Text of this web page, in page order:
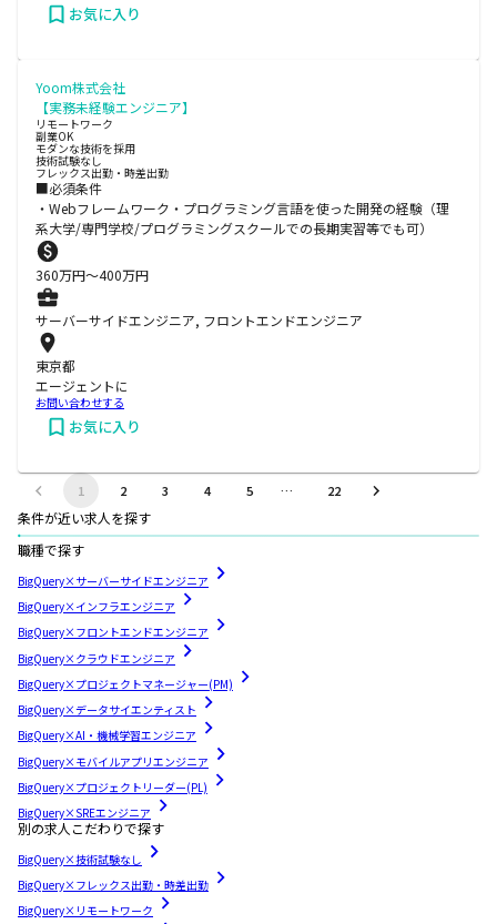
お気に入り
Yoom株式会社
【実務未経験エンジニア】
リモートワーク
副業OK
モダンな技術を採用
技術試験なし
フレックス出勤・時差出勤
■必須条件
・Webフレームワーク・プログラミング言語を使った開発の経験（理
系大学/専門学校/プログラミングスクールでの長期実習等でも可）
360万円〜400万円
サーバーサイドエンジニア, フロントエンドエンジニア
東京都
エージェントに
お問い合わせする
お気に入り
1 2 3 4 5 … 22
条件が近い求人を探す
職種で探す
BigQuery×サーバーサイドエンジニア
BigQuery×インフラエンジニア
BigQuery×フロントエンドエンジニア
BigQuery×クラウドエンジニア
BigQuery×プロジェクトマネージャー(PM)
BigQuery×データサイエンティスト
BigQuery×AI・機械学習エンジニア
BigQuery×モバイルアプリエンジニア
BigQuery×プロジェクトリーダー(PL)
BigQuery×SREエンジニア
別の求人こだわりで探す
BigQuery×技術試験なし
BigQuery×フレックス出勤・時差出勤
BigQuery×リモートワーク